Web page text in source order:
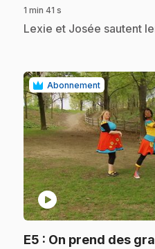
1 min 41 s
.Lexie et Josée sautent
Abonnement
play_circle
E5 : On prend des